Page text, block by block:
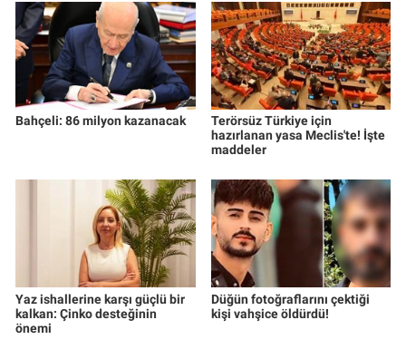
Bahçeli: 86 milyon kazanacak
Terörsüz Türkiye için
hazırlanan yasa Meclis'te! İşte
maddeler
Yaz ishallerine karşı güçlü bir
kalkan: Çinko desteğinin
önemi
Düğün fotoğraflarını çektiği
kişi vahşice öldürdü!
Canlı Yayın